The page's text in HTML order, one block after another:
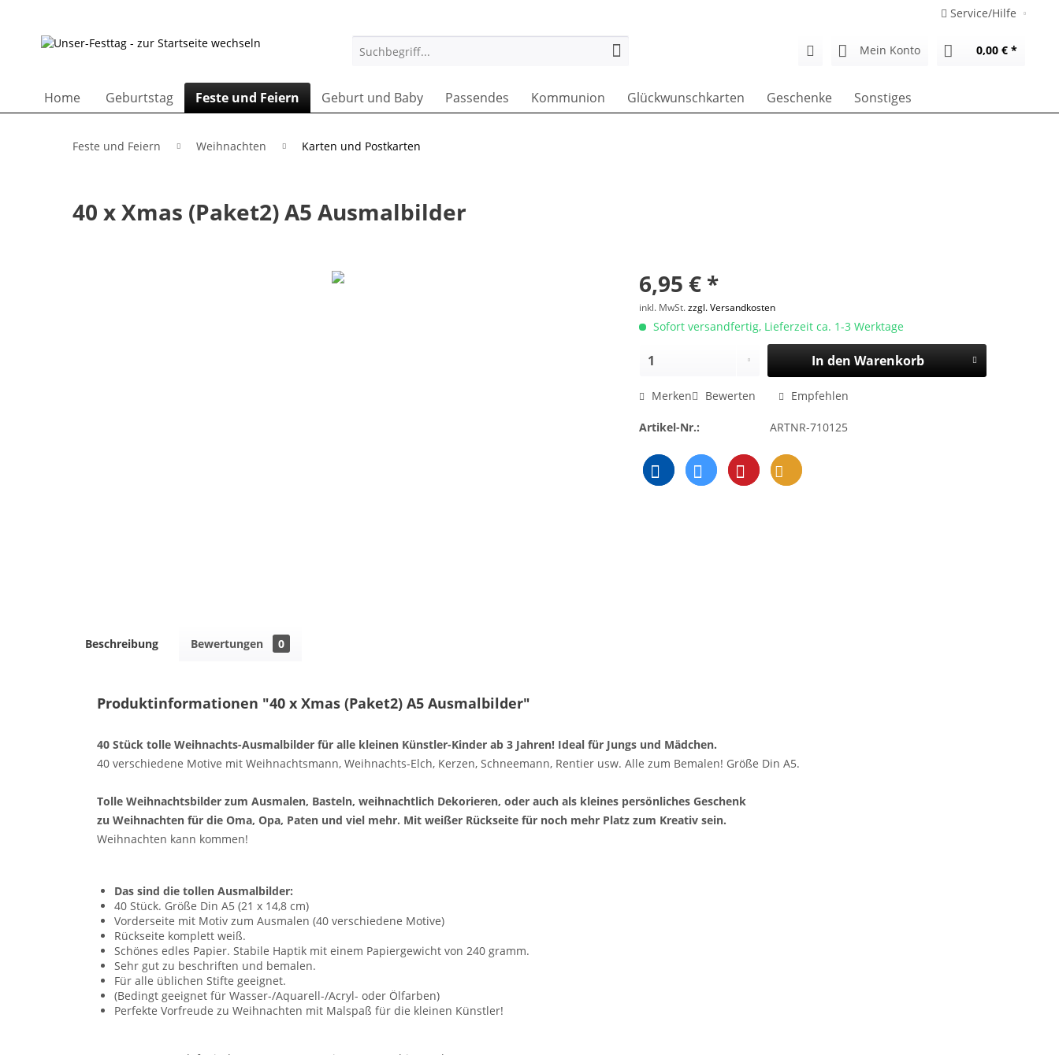
Service/Hilfe
Mein Konto 0,00 € *
Home Geburtstag Feste und Feiern Geburt und Baby Passendes Kommunion Glückwunschkarten Geschenke Sonstiges
Feste und Feiern Weihnachten Karten und Postkarten
40 x Xmas (Paket2) A5 Ausmalbilder
6,95 € *
inkl. MwSt.zzgl. Versandkosten
Sofort versandfertig, Lieferzeit ca. 1-3 Werktage
In den Warenkorb
Merken Bewerten Empfehlen
Artikel-Nr.: ARTNR-710125
Beschreibung Bewertungen 0
Produktinformationen "40 x Xmas (Paket2) A5 Ausmalbilder"
40 Stück tolle Weihnachts-Ausmalbilder für alle kleinen Künstler-Kinder ab 3 Jahren! Ideal für Jungs und Mädchen.
40 verschiedene Motive mit Weihnachtsmann, Weihnachts-Elch, Kerzen, Schneemann, Rentier usw. Alle zum Bemalen! Größe Din A5.
Tolle Weihnachtsbilder zum Ausmalen, Basteln, weihnachtlich Dekorieren, oder auch als kleines persönliches Geschenk
zu Weihnachten für die Oma, Opa, Paten und viel mehr. Mit weißer Rückseite für noch mehr Platz zum Kreativ sein.
Weihnachten kann kommen!
Das sind die tollen Ausmalbilder:
40 Stück. Größe Din A5 (21 x 14,8 cm)
Vorderseite mit Motiv zum Ausmalen (40 verschiedene Motive)
Rückseite komplett weiß.
Schönes edles Papier. Stabile Haptik mit einem Papiergewicht von 240 gramm.
Sehr gut zu beschriften und bemalen.
Für alle üblichen Stifte geeignet.
(Bedingt geeignet für Wasser-/Aquarell-/Acryl- oder Ölfarben)
Perfekte Vorfreude zu Weihnachten mit Malspaß für die kleinen Künstler!